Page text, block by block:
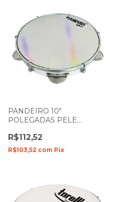
PANDEIRO 10"
POLEGADAS PELE
VANGUARDA ZELLMER
R$112,52
R$103,52 com Pix